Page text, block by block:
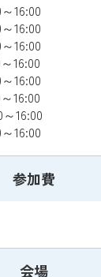
16:00
16:00
16:00
16:00
16:00
16:00
16:00
16:00
参加費
会場